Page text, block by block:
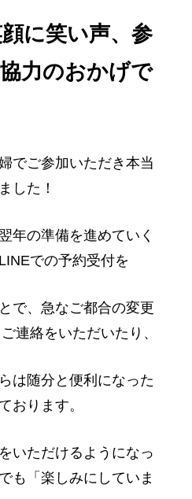
に笑い声、参
力のおかげで
でご参加いただき本当
した！
年の準備を進めていく
での予約受付を
で、急なご都合の変更
連絡をいただいたり、
は随分と便利になった
おります。
いただけるようになっ
も「楽しみにしていま